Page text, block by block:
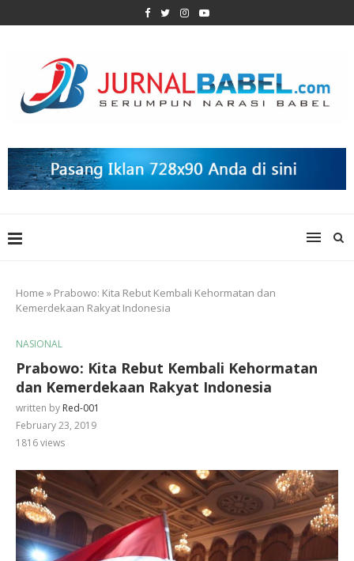
Home » Prabowo: Kita Rebut Kembali Kehormatan dan
Kemerdekaan Rakyat Indonesia
NASIONAL
Prabowo: Kita Rebut Kembali Kehormatan
dan Kemerdekaan Rakyat Indonesia
written by Red-001
February 23, 2019
1816views